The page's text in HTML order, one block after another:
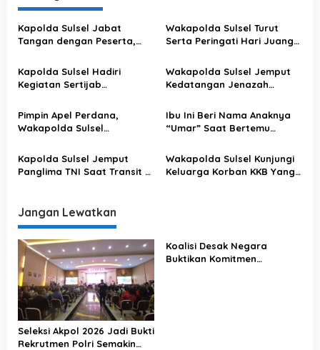
a
s
i
p
o
s
Kapolda Sulsel Jabat
Tangan dengan Peserta,
Wakapolda Sulsel Turut
Serta Peringati Hari Juang
Kapolda Sulsel Hadiri
Kegiatan Sertijab
AU Sultan Hasanuddin
Wakapolda Sulsel Jemput
Kedatangan Jenazah
Sultan Hasanuddin
Pimpin Apel Perdana,
Wakapolda Sulsel
Ibu Ini Beri Nama Anaknya
“Umar” Saat Bertemu
Kapolda Sulsel Jemput
Panglima TNI Saat Transit Di
Wakapolda Sulsel Kunjungi
Keluarga Korban KKB Yang
Jangan Lewatkan
Seleksi Akpol 2026 Jadi Bukti
Rekrutmen Polri Semakin
Koalisi Desak Negara
Buktikan Komitmen